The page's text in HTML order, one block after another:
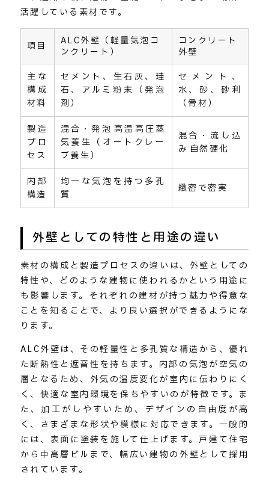
活躍している素材です。
項目
ALC外壁（軽量気泡コ
ンクリート）
コンクリート
外壁
主な
構成
材料
セメント、生石灰、珪
石、アルミ粉末（発泡
剤）
セメント、
水、砂、砂利
（骨材）
製造
プロ
セス
混合・発泡→高温高圧蒸
気養生（オートクレー
ブ養生）
混合・流し込
み→自然硬化
内部
構造
均一な気泡を持つ多孔
質
緻密で密実
外壁としての特性と用途の違い
素材の構成と製造プロセスの違いは、外壁としての
特性や、どのような建物に使われるかという用途に
も影響します。それぞれの建材が持つ魅力や得意な
ことを知ることで、より良い選択ができるようにな
ります。
ALC外壁は、その軽量性と多孔質な構造から、優れ
た断熱性と遮音性を持ちます。内部の気泡が空気の
層となるため、外気の温度変化が室内に伝わりにく
く、快適な室内環境を保ちやすいのが特徴です。ま
た、加工がしやすいため、デザインの自由度が高
く、さまざまな形状や模様に対応できます。一般的
には、表面に塗装を施して仕上げます。戸建て住宅
から中高層ビルまで、幅広い建物の外壁として採用
されています。